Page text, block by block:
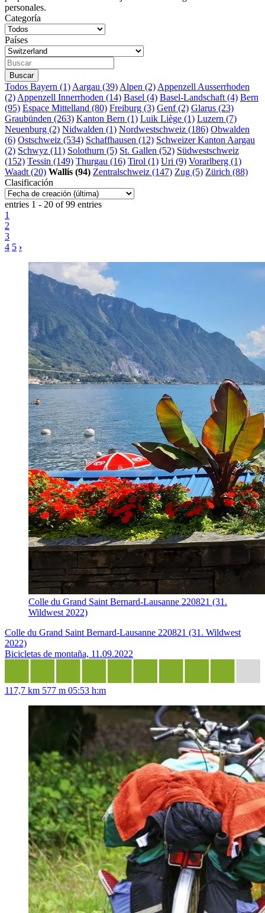
personales.
Categoría
Países
Todos Bayern (1) Aargau (39) Alpen (2) Appenzell Ausserrhoden
(2) Appenzell Innerrhoden (14) Basel (4) Basel-Landschaft (4) Bern
(95) Espace Mittelland (80) Freiburg (3) Genf (2) Glarus (23)
Graubünden (263) Kanton Bern (1) Luik Liège (1) Luzern (7)
Neuenburg (2) Nidwalden (1) Nordwestschweiz (186) Obwalden
(6) Ostschweiz (534) Schaffhausen (12) Schweizer Kanton Aargau
(2) Schwyz (11) Solothurn (5) St. Gallen (52) Südwestschweiz
(152) Tessin (149) Thurgau (16) Tirol (1) Uri (9) Vorarlberg (1)
Waadt (20) Wallis (94) Zentralschweiz (147) Zug (5) Zürich (88)
Clasificación
entries 1 - 20 of 99 entries
1
2
3
4 5 ›
Colle du Grand Saint Bernard-Lausanne 220821 (31.
Wildwest 2022)
Colle du Grand Saint Bernard-Lausanne 220821 (31. Wildwest
2022)
Bicicletas de montaña, 11.09.2022
117,7 km 577 m 05:53 h:m